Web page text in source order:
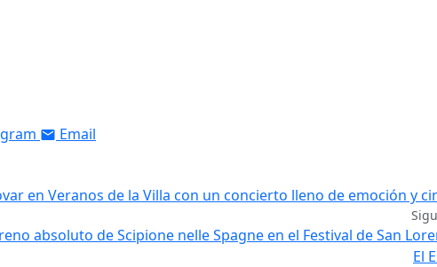
Email
en Veranos de la Villa con un concierto lleno de emoción y
absoluto de Scipione nelle Spagne en el Festival de San
El